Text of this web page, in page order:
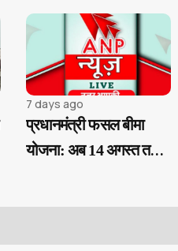
7 days ago
प्रधानमंत्री फसल बीमा
योजना: अब 14 अगस्त तक